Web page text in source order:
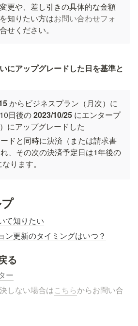
更や、差し引きの具体的な金額
知りたい方はお問い合わせフォ
せください。
にアップグレードした日を基準と
からビジネスプラン（月次）に
日後の 2023/10/25 にエンタープ
にアップグレードした
ドと同時に決済（または請求書
、その次の決済予定日は1年後の
なります。
て知りたい
ン更新のタイミングはいつ？
る
ー
しない場合はこちらからお問い合